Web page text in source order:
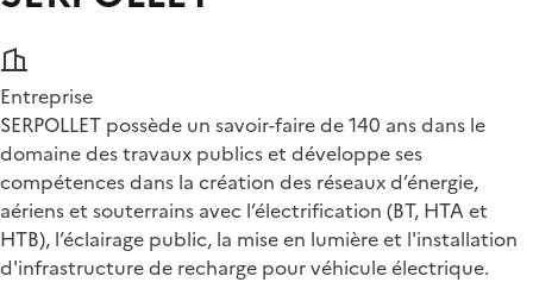
Entreprise
SERPOLLET possède un savoir-faire de 140 ans dans le
domaine des travaux publics et développe ses
compétences dans la création des réseaux d’énergie,
aériens et souterrains avec l’électrification (BT, HTA et
HTB), l’éclairage public, la mise en lumière et l'installation
d'infrastructure de recharge pour véhicule électrique.